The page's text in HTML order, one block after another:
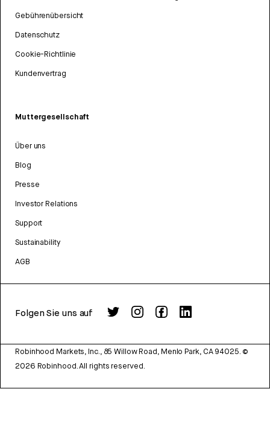
Gebührenübersicht
Datenschutz
Cookie-Richtlinie
Kundenvertrag
Muttergesellschaft
Über uns
Blog
Presse
Investor Relations
Support
Sustainability
AGB
Folgen Sie uns auf
Robinhood Markets, Inc., 85 Willow Road, Menlo Park, CA 94025. ©
2026 Robinhood. All rights reserved.